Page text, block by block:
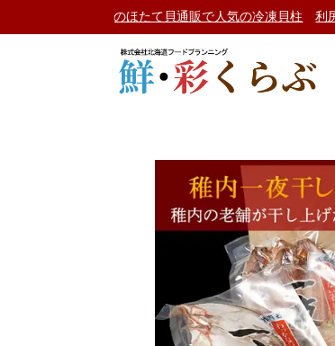
て貝通販で人気の冷凍貝柱 利尻島の生うに予約受付中♪